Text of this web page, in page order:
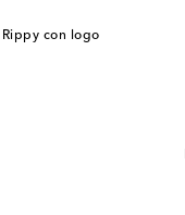
con logo